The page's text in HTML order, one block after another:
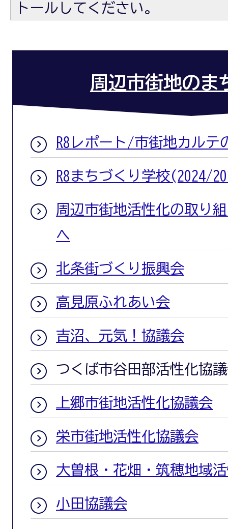
トールしてください。
周辺市街地のま
R8レポート/市街地カルテ
R8まちづくり学校(2024/
周辺市街地活性化の取り
へ
北条街づくり振興会
高見原ふれあい会
吉沼、元気！協議会
つくば市谷田部活性化協
上郷市街地活性化協議会
栄市街地活性化協議会
大曽根・花畑・筑穂地域
小田協議会